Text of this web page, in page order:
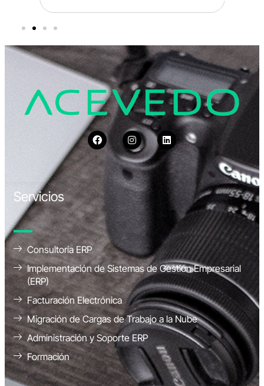
Servicios
Consultoría ERP
Implementación de Sistemas de Gestión Empresarial
(ERP)
Facturación Electrónica
Migración de Cargas de Trabajo a la Nube
Administración y Soporte ERP
Formación